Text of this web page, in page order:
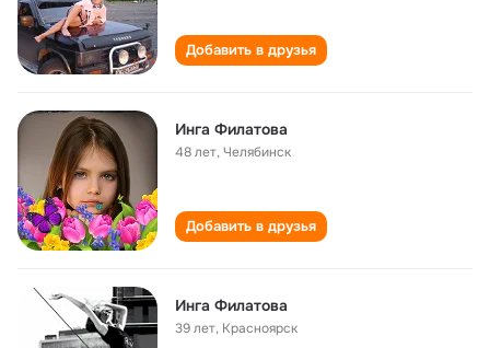
Добавить в друзья
Инга Филатова
48 лет,Челябинск
Добавить в друзья
Инга Филатова
39 лет, Красноярск